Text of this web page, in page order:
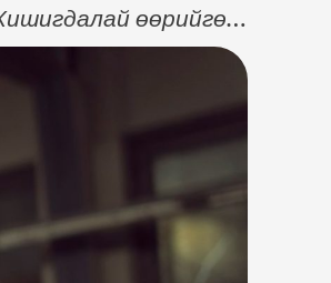
өөрийгөө
хүнтэйгээ эн
дээр элдэв маяггүй,